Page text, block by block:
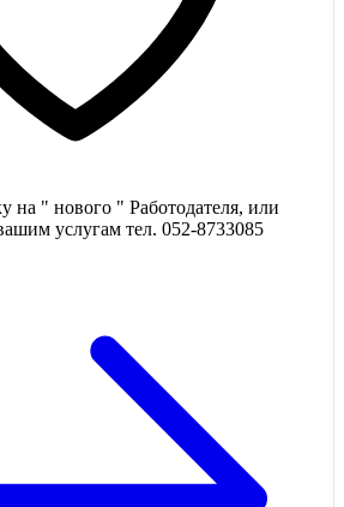
на " нового " Работодателя, или
услугам тел. 052-8733085